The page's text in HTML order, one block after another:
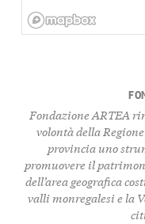
Fondazione ARTEA
volontà della
provincia uno
promuovere il
dell’area geografica
valli monregalesi e la